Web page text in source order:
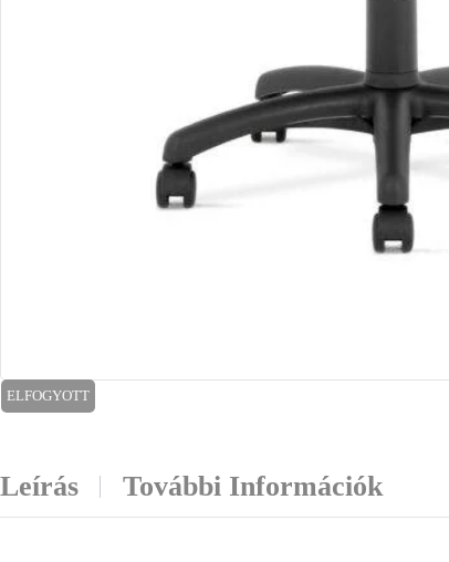
ELFOGYOTT
Leírás További Információk